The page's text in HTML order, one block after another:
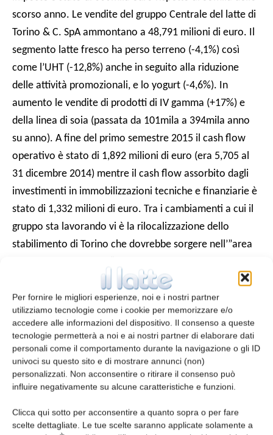
Per fornire le migliori esperienze, noi e i nostri partner
utilizziamo tecnologie come i cookie per memorizzare e/o
accedere alle informazioni del dispositivo. Il consenso a queste
tecnologie permetterà a noi e ai nostri partner di elaborare dati
personali come il comportamento durante la navigazione o gli ID
univoci su questo sito e di mostrare annunci (non)
personalizzati. Non acconsentire o ritirare il consenso può
influire negativamente su alcune caratteristiche e funzioni.
Clicca qui sotto per acconsentire a quanto sopra o per fare
scelte dettagliate. Le tue scelte saranno applicate solamente a
scorso anno. Le vendite del gruppo Centrale del latte di
Torino & C. SpA ammontano a 48,791 milioni di euro. Il
segmento latte fresco ha perso terreno (-4,1%) così
come l’UHT (-12,8%) anche in seguito alla riduzione
delle attività promozionali, e lo yogurt (-4,6%). In
aumento le vendite di prodotti di IV gamma (+17%) e
della linea di soia (passata da 101mila a 394mila anno
su anno). A fine del primo semestre 2015 il cash flow
operativo è stato di 1,892 milioni di euro (era 5,705 al
31 dicembre 2014) mentre il cash flow assorbito dagli
investimenti in immobilizzazioni tecniche e finanziarie è
stato di 1,332 milioni di euro. Tra i cambiamenti a cui il
gruppo sta lavorando vi è la rilocalizzazione dello
stabilimento di Torino che dovrebbe sorgere nell’”area
di un finanziamento agevolato a copertura del 50%
dell’investimento totale previsto”, chiarisce una nota
aziendale. A giugno poi è arrivato il via libera da parte
dell’assemblea dei soci di Mukki (Centrale del latte di
Firenze, Pistoia e Livorno SpA) per “avviare un percorso
per la redazione del progetto di fusione con la Centrale
di Torino”.